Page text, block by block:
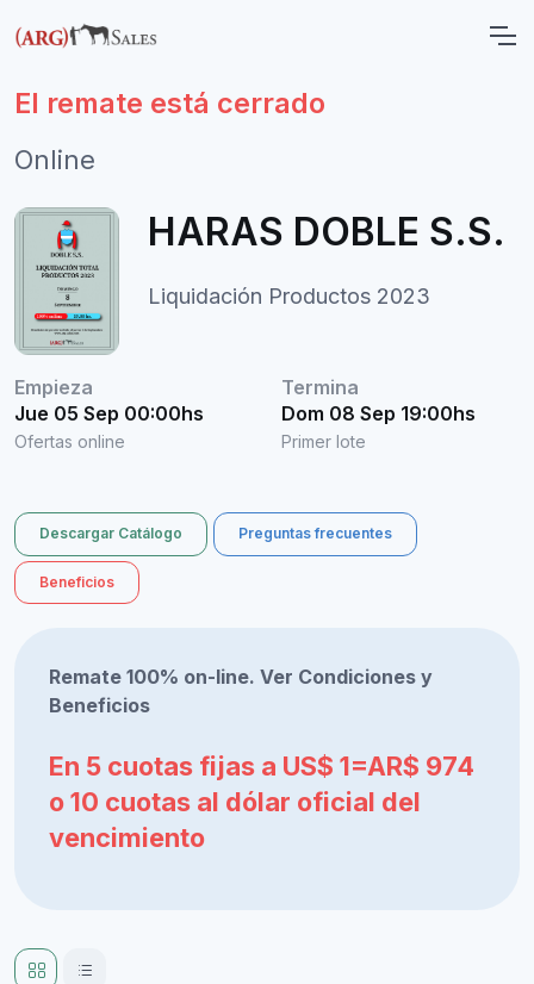
El remate está cerrado
Online
HARAS DOBLE S.S.
Liquidación Productos 2023
Empieza
Jue 05 Sep 00:00hs
Ofertas online
Termina
Dom 08 Sep 19:00hs
Primer lote
Descargar Catálogo Preguntas frecuentes
Beneficios
Remate 100% on-line. Ver Condiciones y
Beneficios
En 5 cuotas fijas a US$ 1=AR$ 974
o 10 cuotas al dólar oficial del
vencimiento